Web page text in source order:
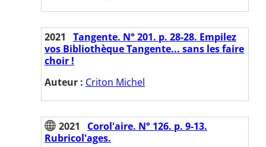
2021
Tangente. N° 201. p. 28-28. Empilez
vos Bibliothèque Tangente... sans les faire
choir !
Auteur : Criton Michel
2021
Corol'aire. N° 126. p. 9-13.
Rubricol'ages.